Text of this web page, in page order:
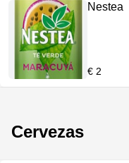
Nestea
€ 2
Cervezas